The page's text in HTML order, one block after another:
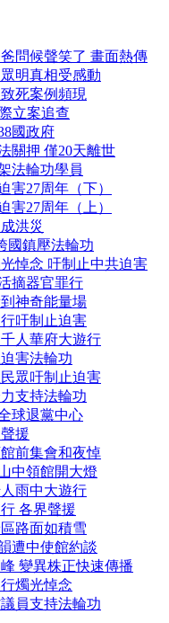
問候聲笑了 畫面熱傳
明真相受感動
死案例頻現
立案追查
國政府
關押 僅20天離世
法輪功學員
害27周年（下）
害27周年（上）
洪災
國鎮壓法輪功
悼念 吁制止中共迫害
摘器官罪行
神奇能量場
吁制止迫害
人華府大遊行
害法輪功
眾吁制止迫害
支持法輪功
球退黨中心
援
前集會和夜悼
中領館開大燈
雨中大遊行
各界聲援
路面如積雪
遭中使館約談
變異株正快速傳播
燭光悼念
員支持法輪功